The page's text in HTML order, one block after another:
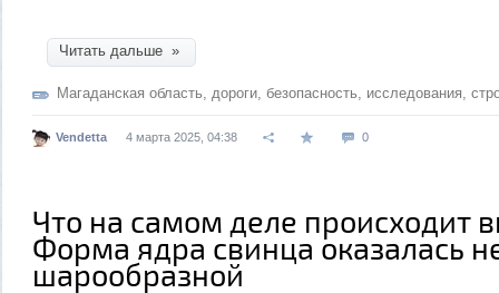
Читать дальше »
Магаданская область, дороги, безопасность, исследования,
Vendetta 4 марта 2025, 04:38 0
Что на самом деле происходит
Форма ядра свинца оказалась
шарообразной